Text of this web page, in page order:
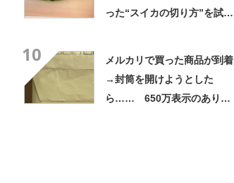
った“スイカの切り方”を試し
10
メルカリで買った商品が到着
→封筒を開けようとした
ら…… 650万表示のありえ